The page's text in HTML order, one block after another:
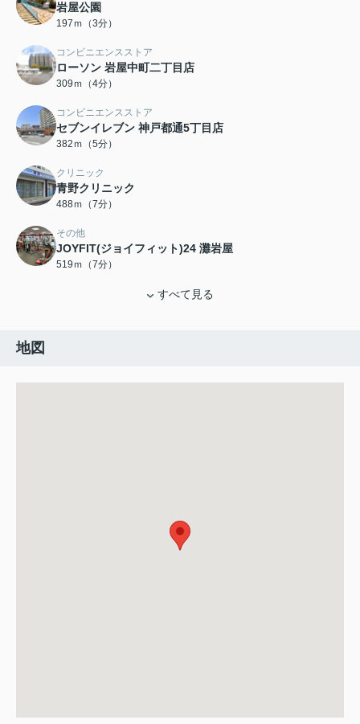
岩屋公園
197ｍ（3分）
コンビニエンスストア
ローソン 岩屋中町二丁目店
309ｍ（4分）
コンビニエンスストア
セブンイレブン 神戸都通5丁目店
382ｍ（5分）
クリニック
青野クリニック
488ｍ（7分）
その他
JOYFIT(ジョイフィット)24 灘岩屋
519ｍ（7分）
すべて見る
地図